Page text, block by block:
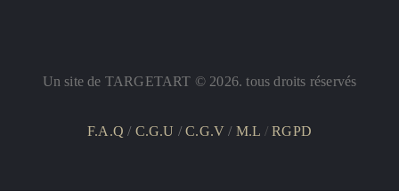
Un site de TARGETART © 2026. tous droits réservés
F.A.Q / C.G.U /C.G.V/ M.L /RGPD